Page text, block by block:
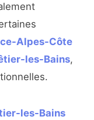
Alpes-Côte
les-Bains,
les-Bains